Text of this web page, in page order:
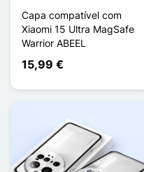
Capa compatível com
Xiaomi 15 Ultra MagSafe
Warrior ABEEL
15,99 €